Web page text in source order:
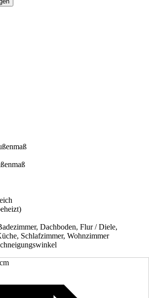
Dachboden, Flur / Diele,
Schlafzimmer, Wohnzimmer